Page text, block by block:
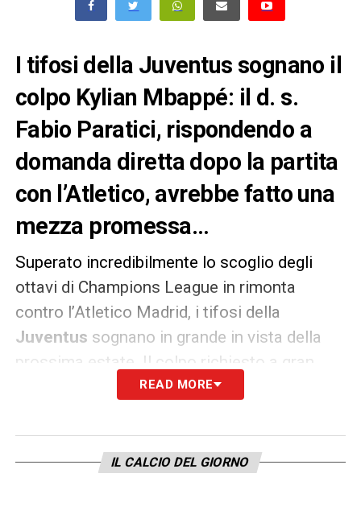
I tifosi della Juventus sognano il
colpo Kylian Mbappé: il d. s.
Fabio Paratici, rispondendo a
domanda diretta dopo la partita
con l’Atletico, avrebbe fatto una
mezza promessa…
Superato incredibilmente lo scoglio degli
ottavi di Champions League in rimonta
contro l’Atletico Madrid, i tifosi della
Juventus sognano in grande in vista della
prossima estate. Il colpo richiesto a gran
voce dal popolo bianconero ha ancora una
Mbappé, giovane fenomeno delParis Saint-
Germaina cui lo stessoAndrea Agnelli
READ MORE
IL CALCIO DEL GIORNO